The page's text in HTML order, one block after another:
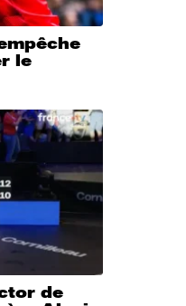
le
de